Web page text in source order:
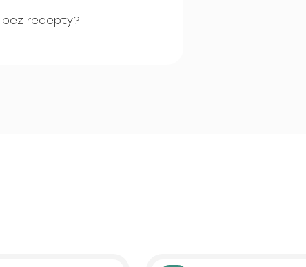
bez recepty?